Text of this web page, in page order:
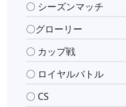
〇 シーズンマッチ
〇グローリー
〇 カップ戦
〇 ロイヤルバトル
〇 CS